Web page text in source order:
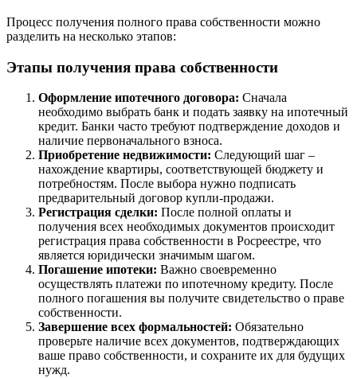
Процесс получения полного права собственности можно
разделить на несколько этапов:
Этапы получения права собственности
Оформление ипотечного договора: Сначала
необходимо выбрать банк и подать заявку на ипотечный
кредит. Банки часто требуют подтверждение доходов и
наличие первоначального взноса.
Приобретение недвижимости: Следующий шаг –
нахождение квартиры, соответствующей бюджету и
потребностям. После выбора нужно подписать
предварительный договор купли-продажи.
Регистрация сделки: После полной оплаты и
получения всех необходимых документов происходит
регистрация права собственности в Росреестре, что
является юридически значимым шагом.
Погашение ипотеки: Важно своевременно
осуществлять платежи по ипотечному кредиту. После
полного погашения вы получите свидетельство о праве
собственности.
Завершение всех формальностей: Обязательно
проверьте наличие всех документов, подтверждающих
ваше право собственности, и сохраните их для будущих
нужд.